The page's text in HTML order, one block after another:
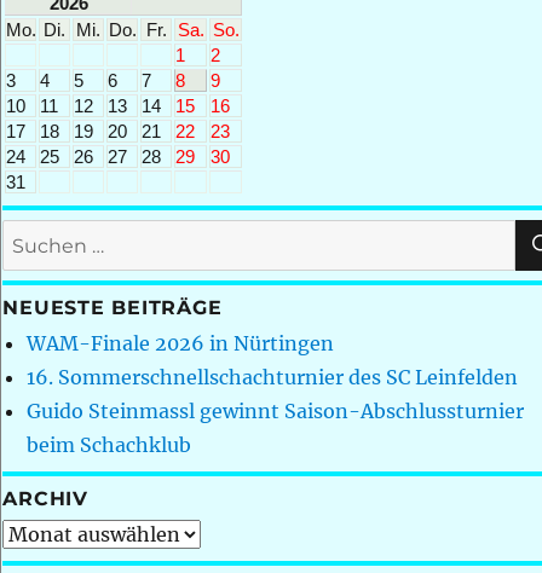
Mo. Di. Mi. Do. Fr. Sa. So.
1
2
3
4 5 6 7 8
9
10
11 12 13 14 15
16
17
18 19 20 21 22
23
24
25 26 27 28 29
30
31
Suchen
nach:
NEUESTE BEITRÄGE
WAM-Finale 2026 in Nürtingen
16. Sommerschnellschachturnier des SC Leinfelden
Guido Steinmassl gewinnt Saison-Abschlussturnier
beim Schachklub
ARCHIV
Archiv